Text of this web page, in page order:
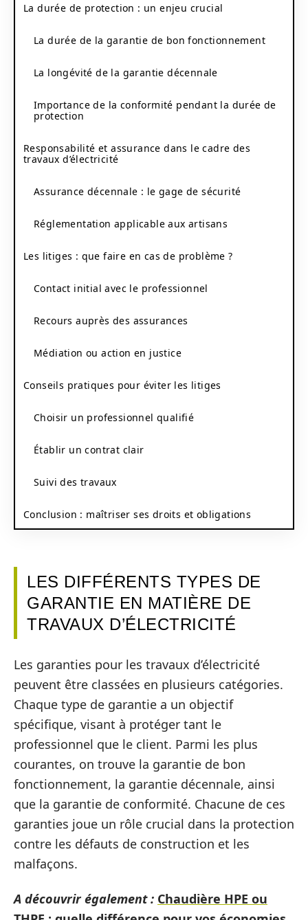
La durée de protection : un enjeu crucial
La durée de la garantie de bon fonctionnement
La longévité de la garantie décennale
Importance de la conformité pendant la durée de
protection
Responsabilité et assurance dans le cadre des
travaux d’électricité
Assurance décennale : le gage de sécurité
Réglementation applicable aux artisans
Les litiges : que faire en cas de problème ?
Contact initial avec le professionnel
Recours auprès des assurances
Médiation ou action en justice
Conseils pratiques pour éviter les litiges
Choisir un professionnel qualifié
Établir un contrat clair
Suivi des travaux
Conclusion : maîtriser ses droits et obligations
LES DIFFÉRENTS TYPES DE
GARANTIE EN MATIÈRE DE
TRAVAUX D’ÉLECTRICITÉ
Les garanties pour les travaux d’électricité
peuvent être classées en plusieurs catégories.
Chaque type de garantie a un objectif
spécifique, visant à protéger tant le
professionnel que le client. Parmi les plus
courantes, on trouve la garantie de bon
fonctionnement, la garantie décennale, ainsi
que la garantie de conformité. Chacune de ces
garanties joue un rôle crucial dans la protection
contre les défauts de construction et les
malfaçons.
A découvrir également : Chaudière HPE ou